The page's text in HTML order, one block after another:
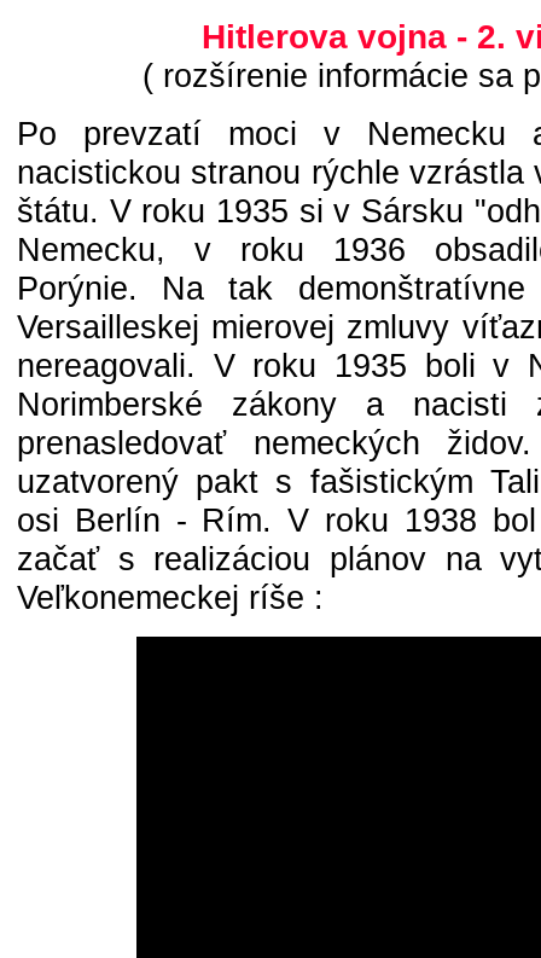
Hitlerova vojna - 2.
( rozšírenie informácie sa
Po prevzatí moci v Nemecku
nacistickou stranou rýchle vzrástla
štátu. V roku 1935 si v Sársku
Nemecku, v roku 1936
Porýnie. Na tak
Versailleskej mierovej zmluvy
nereagovali. V roku 1935 boli v
Norimberské zákony a nacisti
prenasledovať nemeckých
uzatvorený pakt s fašistickým
osi Berlín - Rím. V roku 1938
začať s realizáciou plánov na
Veľkonemeckej ríše :